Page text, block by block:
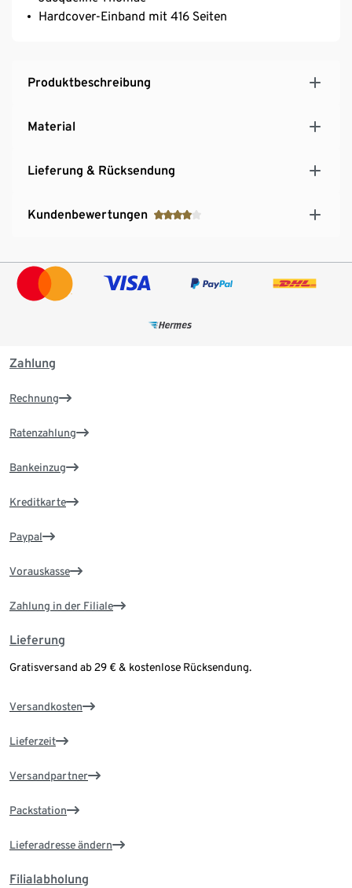
Hardcover-Einband mit 416 Seiten
Produktbeschreibung
Material
Lieferung & Rücksendung
Kundenbewertungen
Zahlung
Rechnung
Ratenzahlung
Bankeinzug
Kreditkarte
Paypal
Vorauskasse
Zahlung in der Filiale
Lieferung
Gratisversand ab 29 € & kostenlose Rücksendung.
Versandkosten
Lieferzeit
Versandpartner
Packstation
Lieferadresse ändern
Filialabholung